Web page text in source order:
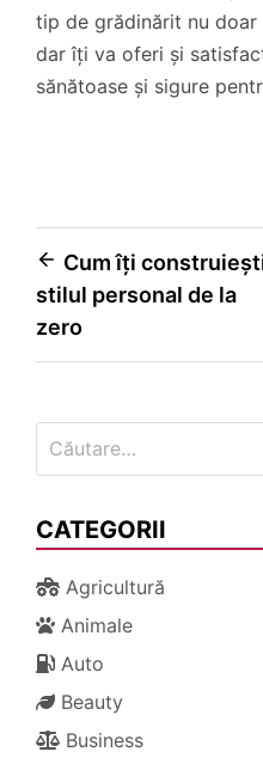
tip de grădinărit nu
dar îți va oferi și
sănătoase și sigure
Navigare
în
Cum îți
stilul personal de la
zero
după:
CATEGORII
Agricultură
Animale
Auto
Beauty
Business